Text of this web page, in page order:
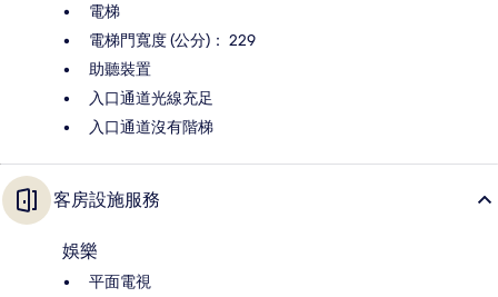
電梯
電梯門寬度 (公分)： 229
助聽裝置
入口通道光線充足
入口通道沒有階梯
客房設施服務
娛樂
平面電視